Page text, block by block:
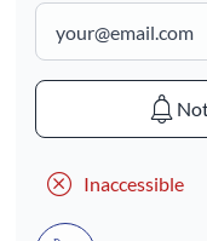
Inaccessible